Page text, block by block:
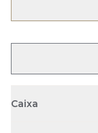
Caixa